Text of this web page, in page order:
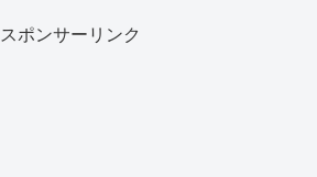
スポンサーリンク